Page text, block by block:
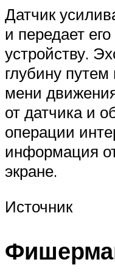
Датчик
и передает
устройству.
глубину
мени
от датчика и
операции
информация
экране.
Источник